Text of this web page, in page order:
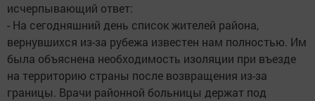
исчерпывающий ответ:
- На сегодняшний день список жителей района,
вернувшихся из-за рубежа известен нам полностью. Им
была объяснена необходимость изоляции при въезде
на территорию страны после возвращения из-за
границы. Врачи районной больницы держат под